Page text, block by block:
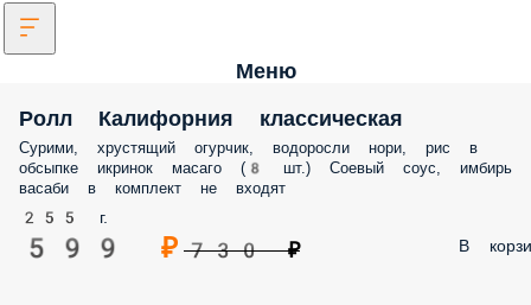
Меню
Ролл Калифорния классическая
Сурими, хрустящий огурчик, водоросли нори, рис в
обсыпке икринок масаго (8 шт.) Соевый соус, имбирь
васаби в комплект не входят
255 г.
599 ₽ 730 ₽ В